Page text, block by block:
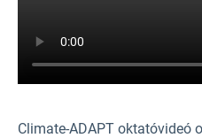
Climate-ADAPT oktatóvideó